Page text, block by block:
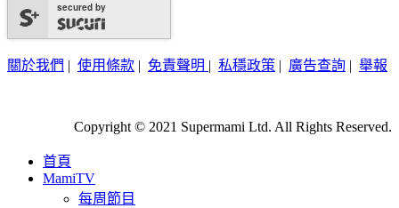
secured by
關於我們 | 使用條款 | 免責聲明 | 私穩政策 | 廣告查詢 | 舉報
Copyright © 2021 Supermami Ltd. All Rights Reserved.
首頁
MamiTV
每周節目